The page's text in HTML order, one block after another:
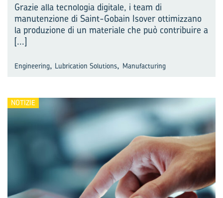
Grazie alla tecnologia digitale, i team di
manutenzione di Saint-Gobain Isover ottimizzano
la produzione di un materiale che può contribuire a
[...]
Engineering, Lubrication Solutions, Manufacturing
NOTIZIE